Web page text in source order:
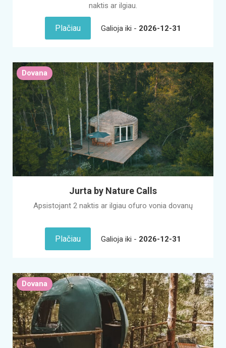
naktis ar ilgiau.
Plačiau Galioja iki - 2026-12-31
Dovana
Jurta by Nature Calls
Apsistojant 2 naktis ar ilgiau ofuro vonia dovanų
Plačiau Galioja iki - 2026-12-31
Dovana